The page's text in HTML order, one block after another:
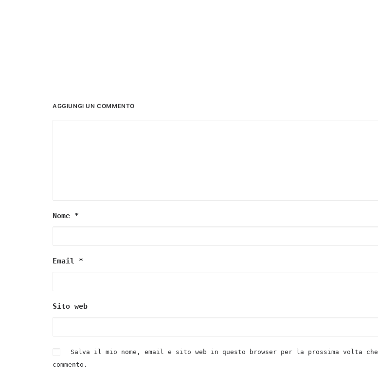
AGGIUNGI UN COMMENTO
Nome *
Email *
Sito web
Salva il mio nome, email e sito web in questo browser per la prossima volta che
commento.